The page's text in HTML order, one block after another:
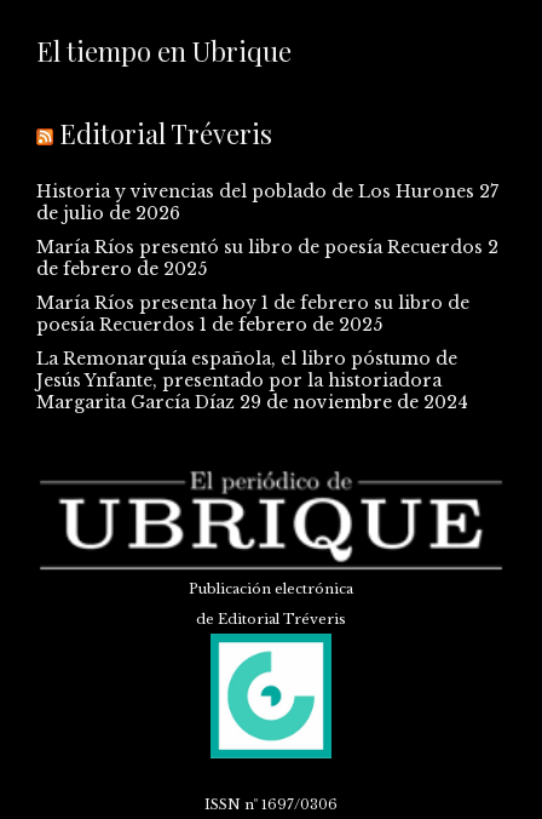
El tiempo en Ubrique
Editorial Tréveris
Historia y vivencias del poblado de Los Hurones 27
de julio de 2026
María Ríos presentó su libro de poesía Recuerdos 2
de febrero de 2025
María Ríos presenta hoy 1 de febrero su libro de
poesía Recuerdos 1 de febrero de 2025
La Remonarquía española, el libro póstumo de
Jesús Ynfante, presentado por la historiadora
Margarita García Díaz 29 de noviembre de 2024
Publicación electrónica
de Editorial Tréveris
ISSN nº 1697/0306